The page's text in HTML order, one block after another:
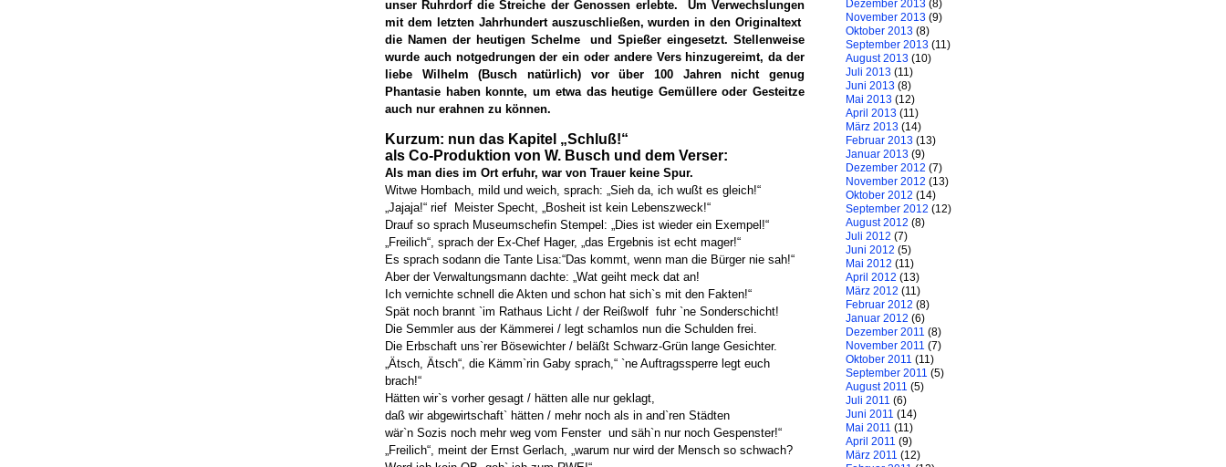
unser Ruhrdorf die Streiche der Genossen erlebte. Um Verwechslungen
mit dem letzten Jahrhundert auszuschließen, wurden in den Originaltext
die Namen der heutigen Schelme und Spießer eingesetzt. Stellenweise
wurde auch notgedrungen der ein oder andere Vers hinzugereimt, da der
liebe Wilhelm (Busch natürlich) vor über 100 Jahren nicht genug
Phantasie haben konnte, um etwa das heutige Gemüllere oder Gesteitze
auch nur erahnen zu können.
Kurzum: nun das Kapitel „Schluß!“
als Co-Produktion von W. Busch und dem Verser:
Als man dies im Ort erfuhr, war von Trauer keine Spur.
Witwe Hombach, mild und weich, sprach: „Sieh da, ich wußt es gleich!“
„Jajaja!“ rief Meister Specht, „Bosheit ist kein Lebenszweck!“
Drauf so sprach Museumschefin Stempel: „Dies ist wieder ein Exempel!“
„Freilich“, sprach der Ex-Chef Hager, „das Ergebnis ist echt mager!“
Es sprach sodann die Tante Lisa:“Das kommt, wenn man die Bürger nie sah!“
Aber der Verwaltungsmann dachte: „Wat geiht meck dat an!
Ich vernichte schnell die Akten und schon hat sich`s mit den Fakten!“
Spät noch brannt `im Rathaus Licht / der Reißwolf fuhr `ne Sonderschicht!
Die Semmler aus der Kämmerei / legt schamlos nun die Schulden frei.
Die Erbschaft uns`rer Bösewichter / beläßt Schwarz-Grün lange Gesichter.
„Ätsch, Ätsch“, die Kämm`rin Gaby sprach,“ `ne Auftragssperre legt euch
brach!“
Hätten wir`s vorher gesagt / hätten alle nur geklagt,
daß wir abgewirtschaft` hätten / mehr noch als in and`ren Städten
wär`n Sozis noch mehr weg vom Fenster und säh`n nur noch Gespenster!“
„Freilich“, meint der Ernst Gerlach, „warum nur wird der Mensch so schwach?
Dezember 2013 (8)
November 2013 (9)
Oktober 2013 (8)
September 2013 (11)
August 2013 (10)
Juli 2013 (11)
Juni 2013 (8)
Mai 2013 (12)
April 2013 (11)
März 2013 (14)
Februar 2013 (13)
Januar 2013 (9)
Dezember 2012 (7)
November 2012 (13)
Oktober 2012 (14)
September 2012 (12)
August 2012 (8)
Juli 2012 (7)
Juni 2012 (5)
Mai 2012 (11)
April 2012 (13)
März 2012 (11)
Februar 2012 (8)
Januar 2012 (6)
Dezember 2011 (8)
November 2011 (7)
Oktober 2011 (11)
September 2011 (5)
August 2011 (5)
Juli 2011 (6)
Juni 2011 (14)
Mai 2011 (11)
April 2011 (9)
März 2011 (12)